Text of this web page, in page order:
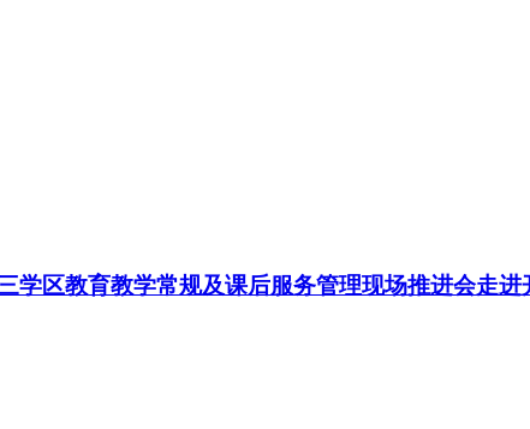
区教育教学常规及课后服务管理现场推进会走进